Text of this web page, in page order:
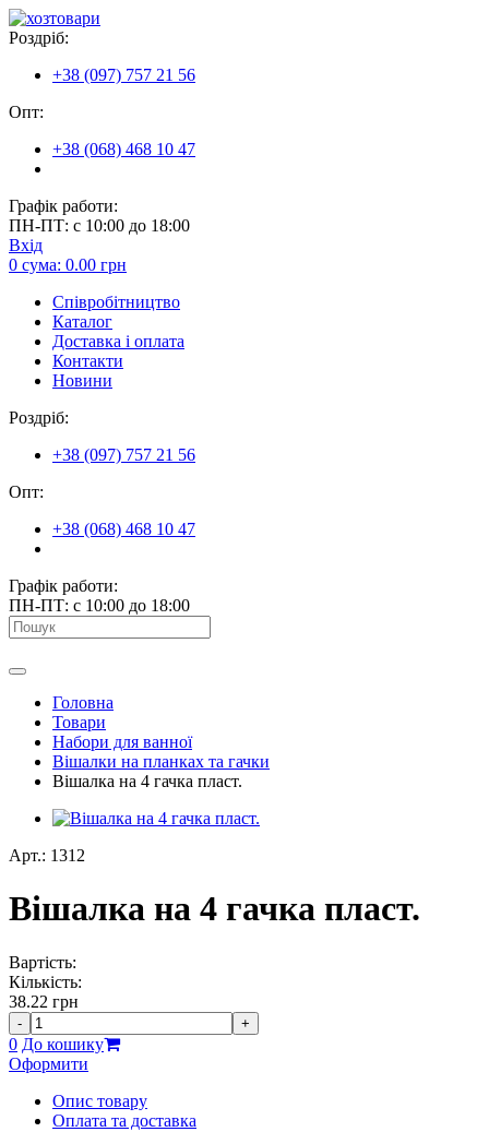
Роздріб:
+38 (097) 757 21 56
Опт:
+38 (068) 468 10 47
Графік работи:
ПН-ПТ: с 10:00 до 18:00
Вхід
0 сума: 0.00 грн
Співробітництво
Каталог
Доставка і оплата
Контакти
Новини
Роздріб:
+38 (097) 757 21 56
Опт:
+38 (068) 468 10 47
Графік работи:
ПН-ПТ: с 10:00 до 18:00
Головна
Товари
Набори для ванної
Вішалки на планках та гачки
Вішалка на 4 гачка пласт.
Арт.: 1312
Вішалка на 4 гачка пласт.
Вартість:
Кількість:
38.22 грн
- +
0 До кошику
Оформити
Опис товару
Оплата та доставка